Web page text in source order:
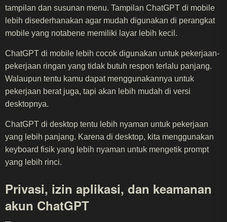
tampilan dan susunan menu. Tampilan ChatGPT di mobile
lebih disederhanakan agar mudah digunakan di perangkat
mobile yang notabene memiliki layar lebih kecil.
ChatGPT di mobile lebih cocok digunakan untuk pekerjaan-
pekerjaan ringan yang tidak butuh respon terlalu panjang.
Walaupun tentu kamu dapat menggunakannya untuk
pekerjaan berat juga, tapi akan lebih mudah di versi
desktopnya.
ChatGPT di desktop tentu lebih nyaman untuk pekerjaan
yang lebih panjang. Karena di desktop, kita menggunakan
keyboard fisik yang lebih nyaman untuk mengetik prompt
yang lebih rinci.
Privasi, izin aplikasi, dan keamanan
akun ChatGPT